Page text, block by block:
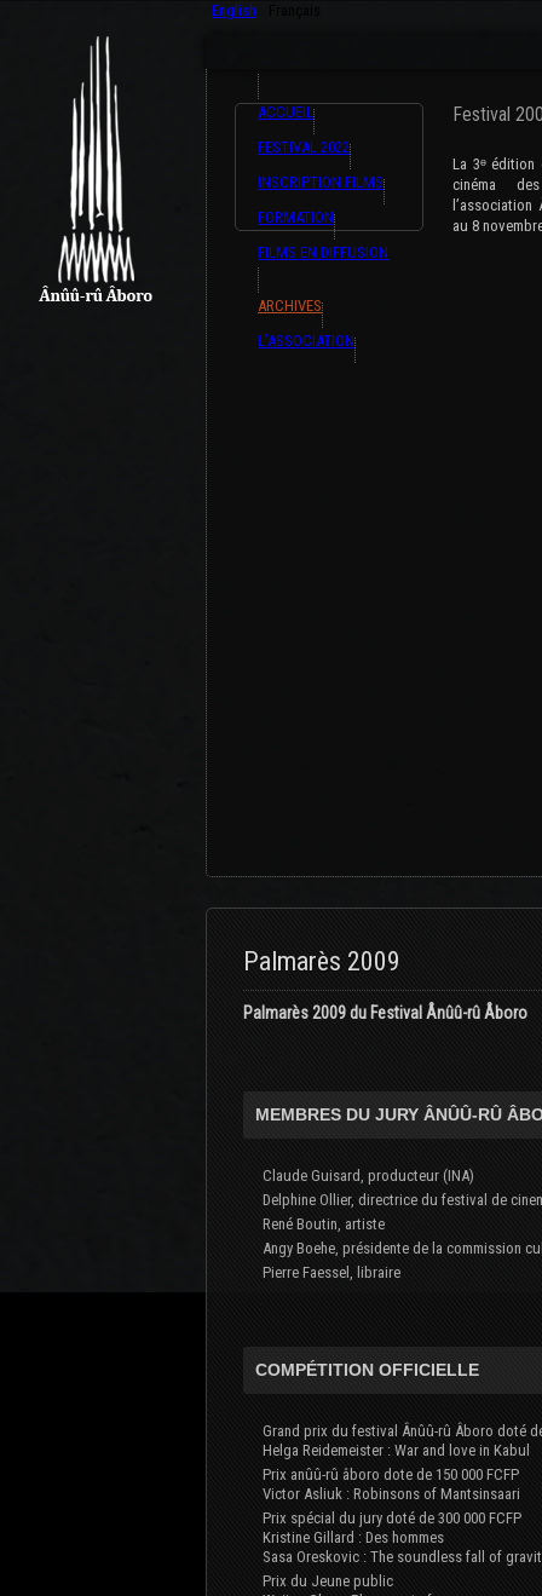
English
ACCUEIL
FESTIVAL 2022
INSCRIPTION FILMS
FORMATION
FILMS EN DIFFUSION
ARCHIVES
L’ASSOCIATION
Festival
La 3ᶱ édition
cinéma
au 8
Palmarès 2009
Palmarès 2009 du Festival Ânûû-rû Âboro
MEMBRES DU JURY ÂNÛÛ-RÛ
Claude Guisard, producteur (INA)
Delphine Ollier, directrice du festival de
René Boutin, artiste
Angy Boehe, présidente de la commission
Pierre Faessel, libraire
COMPÉTITION OFFICIELLE
Grand prix du festival Ânûû-rû Âboro doté
Helga Reidemeister : War and love in Kabul
Prix anûû-rû âboro dote de 150 000 FCFP
Victor Asliuk : Robinsons of Mantsinsaari
Prix spécial du jury doté de 300 000 FCFP
Kristine Gillard : Des hommes
Sasa Oreskovic : The soundless fall of
Prix du Jeune public